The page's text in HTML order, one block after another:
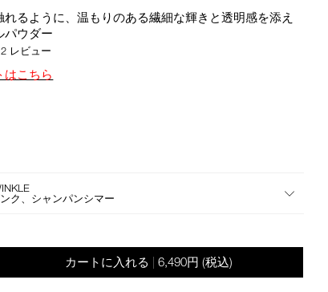
the
suggestions
given
as
to
the
keyword
you
るように、温もりのある繊細な輝きと透明感を添え
パウダー
2 レビュー
はこちら
ク、シャンパンシマー
カートに入れる 6,490円 (税込)